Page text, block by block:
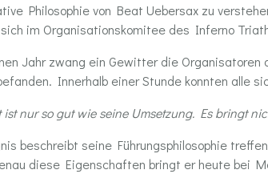
Philosophie von Beat Uebersax zu
im Organisationskomitee des Inferno
Jahr zwang ein Gewitter die
Innerhalb einer Stunde konnten alle
ist nur so gut wie seine Umsetzung. Es bringt
beschreibt seine Führungsphilosophie
diese Eigenschaften bringt er heute bei